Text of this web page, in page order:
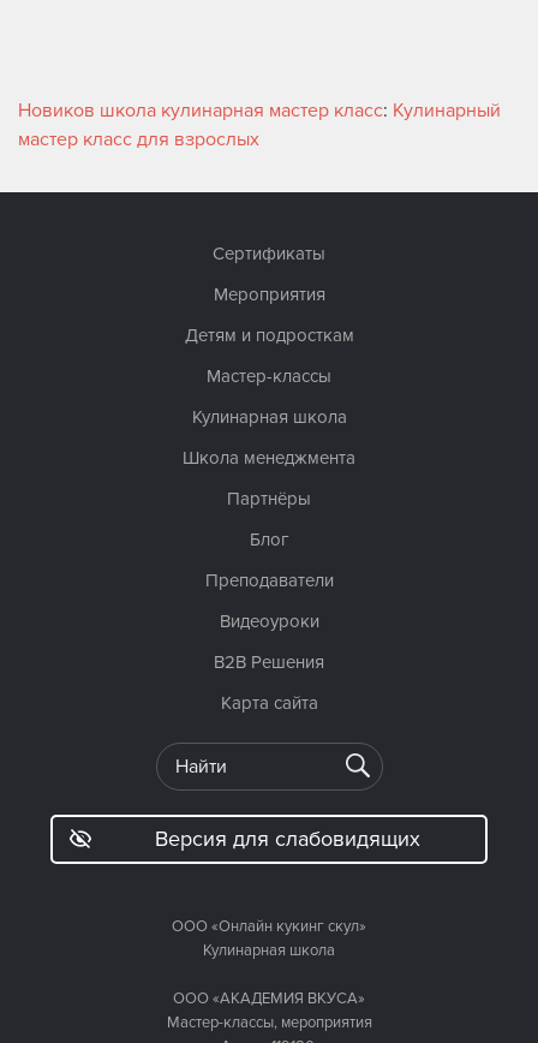
Новиков школа кулинарная мастер класс: Кулинарный
мастер класс для взрослых
ООО «Онлайн кукинг скул»
Кулинарная школа
ООО «АКАДЕМИЯ ВКУСА»
Мастер-классы, мероприятия
Сертификаты
Мероприятия
Детям и подросткам
Мастер-классы
Кулинарная школа
Школа менеджмента
Партнёры
Блог
Преподаватели
Видеоуроки
B2B Решения
Карта сайта
Версия для слабовидящих